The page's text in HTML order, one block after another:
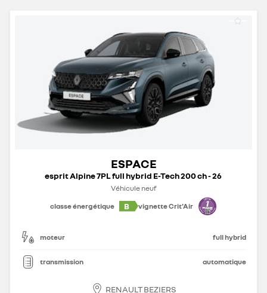
ESPACE
esprit Alpine 7PL full hybrid E-Tech 200 ch - 26
Véhicule neuf
classe énergétique
B vignette Crit'Air
moteur full hybrid
transmission automatique
RENAULT BEZIERS